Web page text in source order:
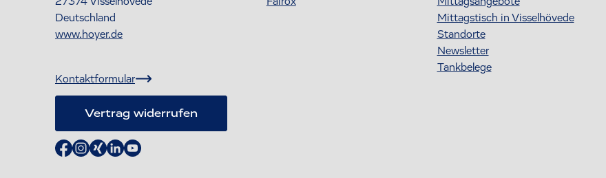
Deutschland
www.hoyer.de
Kontaktformular
Vertrag widerrufen
Mittagstisch in Visselhövede
Standorte
Newsletter
Tankbelege